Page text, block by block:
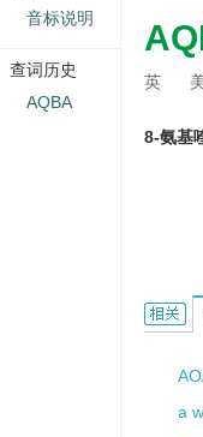
英
8-氨基
AQBA
a
音标说明
查词历史
AQBA